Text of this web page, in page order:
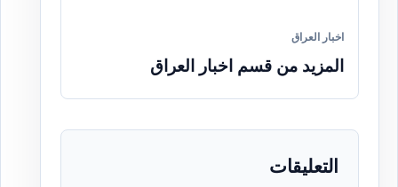
اخبار العراق
المزيد من قسم اخبار العراق
التعليقات